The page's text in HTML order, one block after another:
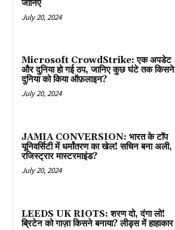
जानिए
July 20, 2024
Microsoft CrowdStrike: एक अपडेट
और दुनिया हो गई ठप, जानिए कुछ घंटे तक किसने
दुनिया को किया ऑफ़लाइन?
July 20, 2024
JAMIA CONVERSION: भारत के टॉप
यूनिवर्सिटी में धर्मांतरण का खेल! सचिन बना अली,
रजिस्ट्रार मास्टरमाइंड?
July 20, 2024
LEEDS UK RIOTS: शरण दो, दंगा लो!
ब्रिटेन को गाज़ा किसने बनाया? लीड्स में हाहाकार